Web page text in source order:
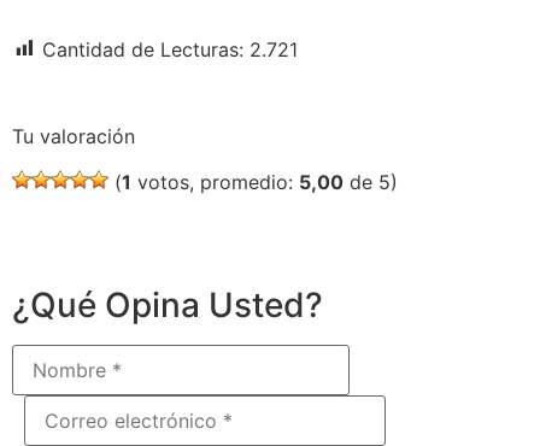
Cantidad de Lecturas: 2.721
Tu valoración
(1 votos, promedio: 5,00 de 5)
¿Qué Opina Usted?